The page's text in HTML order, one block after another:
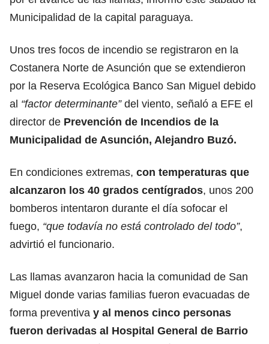
Municipalidad de la capital paraguaya.
Unos tres focos de incendio se registraron en la
Costanera Norte de Asunción que se extendieron
por la Reserva Ecológica Banco San Miguel debido
al “factor determinante”del viento, señaló a EFE el
director de Prevención de Incendios de la
Municipalidad de Asunción, Alejandro Buzó.
En condiciones extremas, con temperaturas que
alcanzaron los 40 grados centígrados, unos 200
bomberos intentaron durante el día sofocar el
fuego, “que todavía no está controlado del todo”,
advirtió el funcionario.
Las llamas avanzaron hacia la comunidad de San
Miguel donde varias familias fueron evacuadas de
forma preventiva y al menos cinco personas
fueron derivadas al Hospital General de Barrio